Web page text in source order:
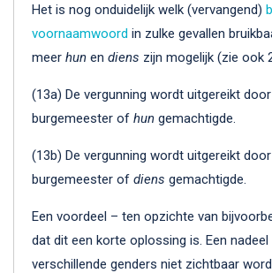
Het is nog onduidelijk welk (vervangend)
voornaamwoord in zulke gevallen
meer hun en diens zijn mogelijk (zie ook
(13a) De vergunning wordt uitgereikt
burgemeester of hun gemachtigde.
(13b) De vergunning wordt uitgereikt
burgemeester of diens gemachtigde.
Een voordeel – ten opzichte van
dat dit een korte oplossing is. Een nadeel
verschillende genders niet zichtbaar